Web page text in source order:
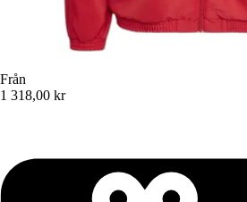
Från
1 318,00 kr